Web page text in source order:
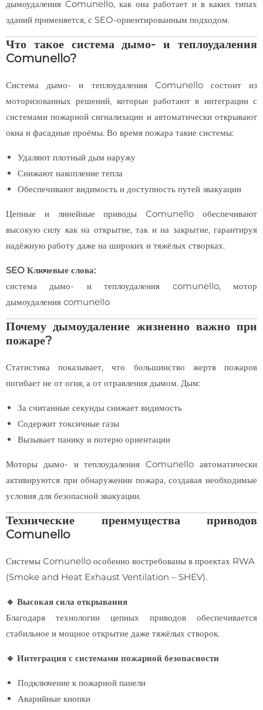
дымоудаления Comunello, как она работает и в каких типах
зданий применяется, с SEO-ориентированным подходом.
Что такое система дымо- и теплоудаления
Comunello?
Система дымо- и теплоудаления Comunello состоит из
моторизованных решений, которые работают в интеграции с
системами пожарной сигнализации и автоматически открывают
окна и фасадные проёмы. Во время пожара такие системы:
Удаляют плотный дым наружу
Снижают накопление тепла
Обеспечивают видимость и доступность путей эвакуации
Цепные и линейные приводы Comunello обеспечивают
высокую силу как на открытие, так и на закрытие, гарантируя
надёжную работу даже на широких и тяжёлых створках.
SEO Ключевые слова:
система дымо- и теплоудаления comunello, мотор
дымоудаления comunello
Почему дымоудаление жизненно важно при
пожаре?
Статистика показывает, что большинство жертв пожаров
погибает не от огня, а от отравления дымом. Дым:
За считанные секунды снижает видимость
Содержит токсичные газы
Вызывает панику и потерю ориентации
Моторы дымо- и теплоудаления Comunello автоматически
активируются при обнаружении пожара, создавая необходимые
условия для безопасной эвакуации.
Технические преимущества приводов
Comunello
Системы Comunello особенно востребованы в проектах RWA
(Smoke and Heat Exhaust Ventilation – SHEV).
🔹 Высокая сила открывания
Благодаря технологии цепных приводов обеспечивается
стабильное и мощное открытие даже тяжёлых створок.
🔹 Интеграция с системами пожарной безопасности
Подключение к пожарной панели
Аварийные кнопки